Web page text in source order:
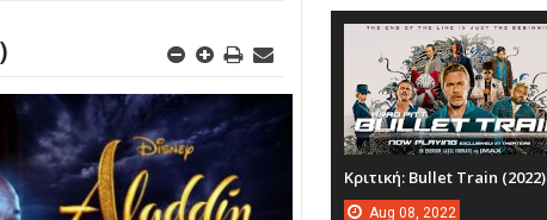
Κριτική: Bullet Train (2022)
Aug 08, 2022